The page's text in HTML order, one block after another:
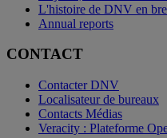
L'histoire de DNV en
Annual reports
CONTACT
Contacter DNV
Localisateur de bureaux
Contacts Médias
Veracity : Plateforme